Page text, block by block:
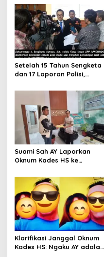
Setelah 15 Tahun Sengketa
dan 17 Laporan Polisi,
Kepastian Administrasi
Perkara Kasasi Nomor 431
K/TUN/2026
Suami Sah AY Laporkan
Oknum Kades HS ke
Damai Rp3 Juta
Klarifikasi Janggal Oknum
Kades HS: Ngaku AY adalah